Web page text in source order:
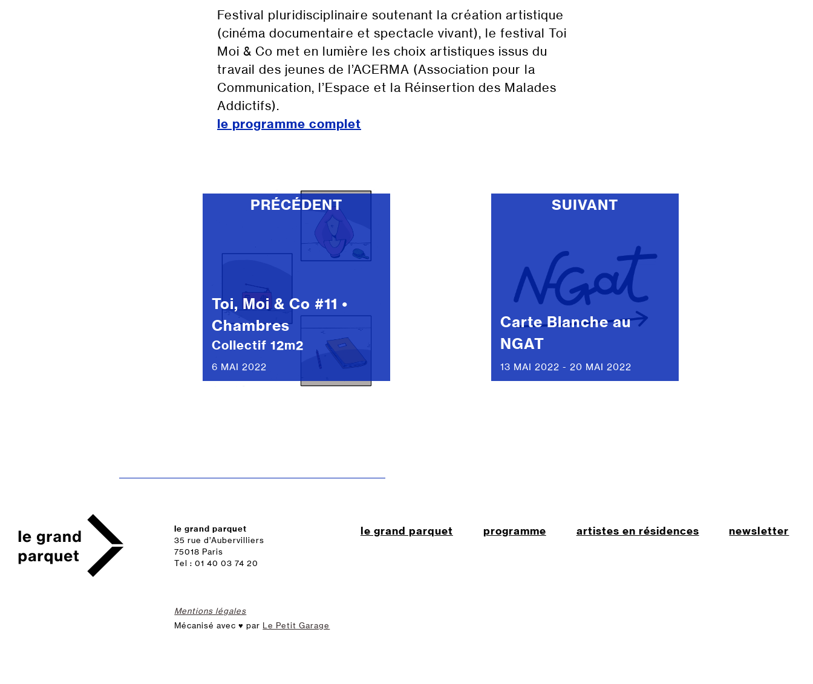
Festival pluridisciplinaire soutenant la création artistique
(cinéma documentaire et spectacle vivant), le festival Toi
Moi & Co met en lumière les choix artistiques issus du
travail des jeunes de l’ACERMA (Association pour la
Communication, l’Espace et la Réinsertion des Malades
Addictifs).
le programme complet
PRÉCÉDENT
Toi, Moi & Co #11 •
Chambres
Collectif 12m2
6 MAI 2022
SUIVANT
Carte Blanche au
NGAT
13 MAI 2022 - 20 MAI 2022
le grand parquet
35 rue d’Aubervilliers
75018 Paris
Tel : 01 40 03 74 20
Mentions légales
Mécanisé avec ♥ par Le Petit Garage
le grand parquet programme artistes en résidences newsletter